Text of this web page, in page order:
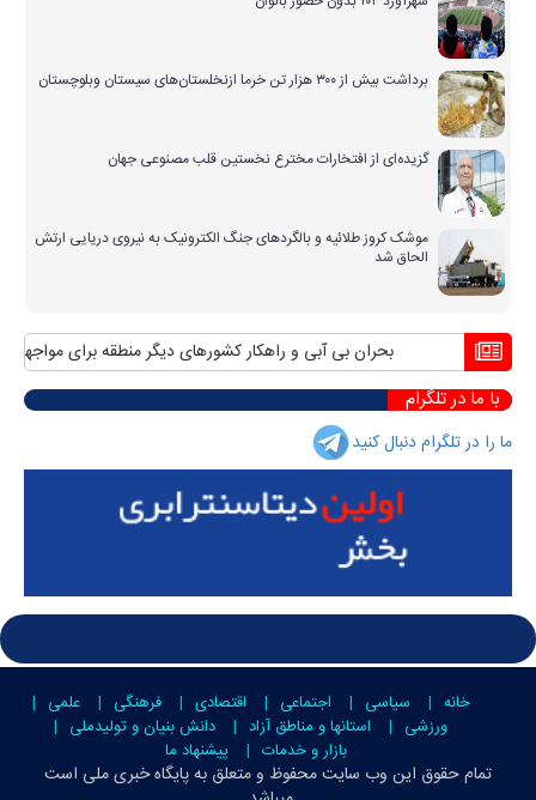
برداشت بیش از ۳۰۰ هزار تن خرما ازنخلستان‌های سیستان وبلوچستان
گزیده‌ای از افتخارات مخترع نخستین قلب مصنوعی جهان
موشک کروز طلائیه و بالگردهای جنگ الکترونیک به نیروی دریایی ارتش
الحاق شد
بحران بی آبی و راهکار کشورهای دیگر منطقه برای مواجهه با آن
با ما در تلگرام
ما را در تلگرام دنبال کنید
خانه سیاسی اجتماعی اقتصادی فرهنگی
علمی
ورزشی
استانها و مناطق آزاد
دانش بنیان و تولیدملی
بازار و خدمات
پیشنهاد ما
تمام حقوق این وب سایت محفوظ و متعلق بهپایگاه خبری ملی است